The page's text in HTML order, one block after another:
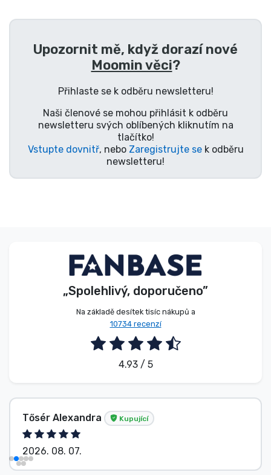
Upozornit mě, když dorazí nové
Moomin věci?
Přihlaste se k odběru newsletteru!
Naši členové se mohou přihlásit k odběru
newsletteru svých oblíbených kliknutím na
tlačítko!
Vstupte dovnitř, nebo Zaregistrujte sek odběru
newsletteru!
„Spolehlivý, doporučeno”
Na základě desítek tisíc nákupů a
10734 recenzí
4.93 / 5
Tősér Alexandra Kupující
2026. 08. 07.
Hudební věci